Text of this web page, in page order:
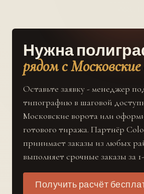
Нужна
рядом с
Оставьте заявку - менеджер
типографию в шаговой
Московские ворота или
готового тиража. Партнёр
принимает заказы из любых
выполняет срочные заказы за 1-
Получить расчёт